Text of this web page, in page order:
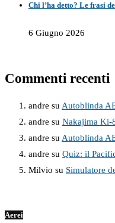
Chi l’ha detto? Le frasi
6 Giugno 2026
Commenti recenti
andre su Autoblinda
andre su Nakajima Ki-
andre su Autoblinda
andre su Quiz: il
Milvio su Simulatore
Aerei